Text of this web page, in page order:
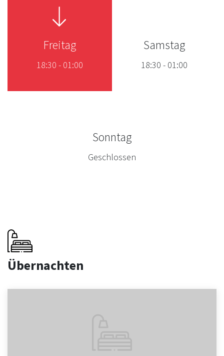
Freitag
18:30 - 01:00
Samstag
18:30 - 01:00
Sonntag
Geschlossen
Übernachten